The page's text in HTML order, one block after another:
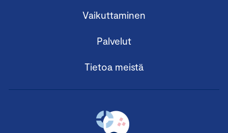
Vaikuttaminen
Palvelut
Tietoa meistä